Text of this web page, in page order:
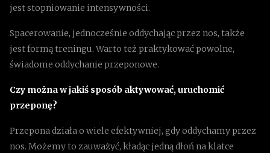
jest stopniowanie intensywności.
Spacerowanie, jednocześnie oddychając przez nos, także
jest formą treningu. Warto też praktykować powolne,
świadome oddychanie przeponowe.
Czy można w jakiś sposób aktywować, uruchomić
przeponę?
Przepona działa o wiele efektywniej, gdy oddychamy przez
nos. Możemy to zauważyć, kładąc jedną dłoń na klatce